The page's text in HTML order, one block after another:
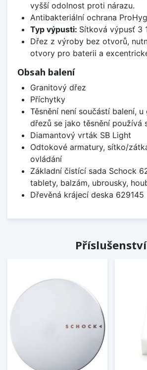
vyšší odolnost proti nárazu.
Antibakteriální ochrana
Typ výpusti: Sítková výpusť 3
Dřez z výroby bez otvorů,
otvory pro baterii a
Obsah balení
Granitový dřez
Příchytky
Těsnění není součástí balení,
dřezů se jako těsnění používá
Diamantový vrták SB Light
Odtokové armatury, sítko/
ovládání
Základní čistící sada Schock
tablety, balzám, ubrousky,
Dřevěná krájecí deska 629145
Příslušenství